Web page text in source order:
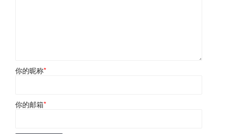
你的昵称*
你的邮箱*